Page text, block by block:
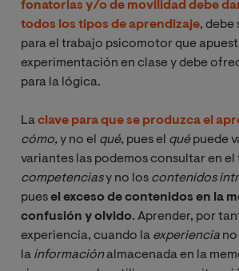
fonatorias y/o de movilidad debe
todos los tipos de aprendizaje, debe
para el trabajo psicomotor que
experimentación en clase y debe
para la lógica.
Laclave para que se produzca el
cómo,y no el qué, pues el quépuede
variantes las podemos consultar en
competenciasy no los contenidos
puesel exceso de contenidos en la
confusión y olvido. Aprender, por
experiencia, cuando la experiencia
la información almacenada en la